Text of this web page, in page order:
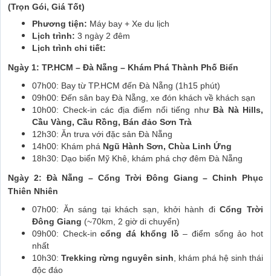
(Trọn Gói, Giá Tốt)
Phương tiện: Máy bay + Xe du lịch
Lịch trình: 3 ngày 2 đêm
Lịch trình chi tiết:
Ngày 1: TP.HCM – Đà Nẵng – Khám Phá Thành Phố Biển
07h00: Bay từ TP.HCM đến Đà Nẵng (1h15 phút)
09h00: Đến sân bay Đà Nẵng, xe đón khách về khách sạn
10h00: Check-in các địa điểm nổi tiếng như Bà Nà Hills,
Cầu Vàng, Cầu Rồng, Bán đảo Sơn Trà
12h30: Ăn trưa với đặc sản Đà Nẵng
14h00: Khám phá Ngũ Hành Sơn, Chùa Linh Ứng
18h30: Dạo biển Mỹ Khê, khám phá chợ đêm Đà Nẵng
Ngày 2: Đà Nẵng – Cổng Trời Đông Giang – Chinh Phục
Thiên Nhiên
07h00: Ăn sáng tại khách sạn, khởi hành điCổng Trời
Đông Giang (~70km, 2 giờ di chuyển)
09h00: Check-incổng đá khổng lồ – điểm sống ảo hot
nhất
10h30: Trekking rừng nguyên sinh, khám phá hệ sinh thái
độc đáo